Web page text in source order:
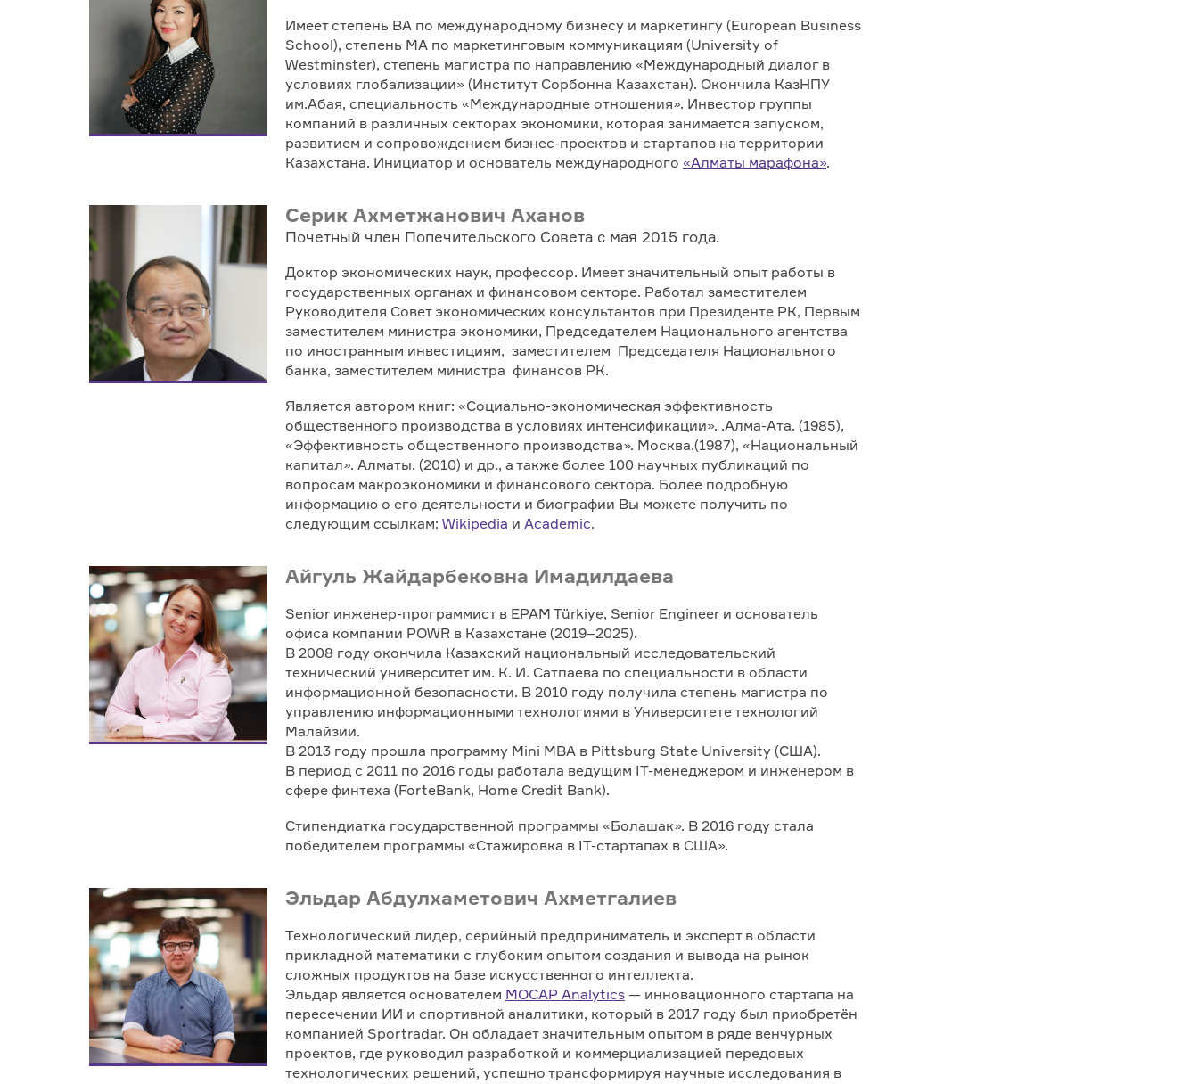
Имеет степень BA по международному бизнесу и маркетингу (European Business
School), степень МA по маркетинговым коммуникациям (University of
Westminster), степень магистра по направлению «Международный диалог в
условиях глобализации» (Институт Сорбонна Казахстан). Окончила КазНПУ
им.Абая, специальность «Международные отношения». Инвестор группы
компаний в различных секторах экономики, которая занимается запуском,
развитием и сопровождением бизнес-проектов и стартапов на территории
Казахстана. Инициатор и основатель международного «Алматы марафона».
Серик Ахметжанович Аханов
Почетный член Попечительского Совета с мая 2015 года.
Доктор экономических наук, профессор. Имеет значительный опыт работы в
государственных органах и финансовом секторе. Работал заместителем
Руководителя Совет экономических консультантов при Президенте РК, Первым
заместителем министра экономики, Председателем Национального агентства
по иностранным инвестициям, заместителем Председателя Национального
банка, заместителем министра финансов РК.
Является автором книг: «Социально-экономическая эффективность
общественного производства в условиях интенсификации». .Алма-Ата. (1985),
«Эффективность общественного производства». Москва.(1987), «Национальный
капитал». Алматы. (2010) и др., а также более 100 научных публикаций по
вопросам макроэкономики и финансового сектора. Более подробную
информацию о его деятельности и биографии Вы можете получить по
следующим ссылкам: Wikipedia и Academic.
Айгуль Жайдарбековна Имадилдаева
Senior инженер-программист в EPAM Türkiye, Senior Engineer и основатель
офиса компании POWR в Казахстане (2019–2025).
В 2008 году окончила Казахский национальный исследовательский
технический университет им. К. И. Сатпаева по специальности в области
информационной безопасности. В 2010 году получила степень магистра по
управлению информационными технологиями в Университете технологий
Малайзии.
В 2013 году прошла программу Mini MBA в Pittsburg State University (США).
В период с 2011 по 2016 годы работала ведущим IT-менеджером и инженером в
сфере финтеха (ForteBank, Home Credit Bank).
Стипендиатка государственной программы «Болашак». В 2016 году стала
победителем программы «Стажировка в IT-стартапах в США».
Эльдар Абдулхаметович Ахметгалиев
Технологический лидер, серийный предприниматель и эксперт в области
прикладной математики с глубоким опытом создания и вывода на рынок
сложных продуктов на базе искусственного интеллекта.
Эльдар является основателем MOCAP Analytics — инновационного стартапа на
пересечении ИИ и спортивной аналитики, который в 2017 году был приобретён
компанией Sportradar. Он обладает значительным опытом в ряде венчурных
проектов, где руководил разработкой и коммерциализацией передовых
технологических решений, успешно трансформируя научные исследования в